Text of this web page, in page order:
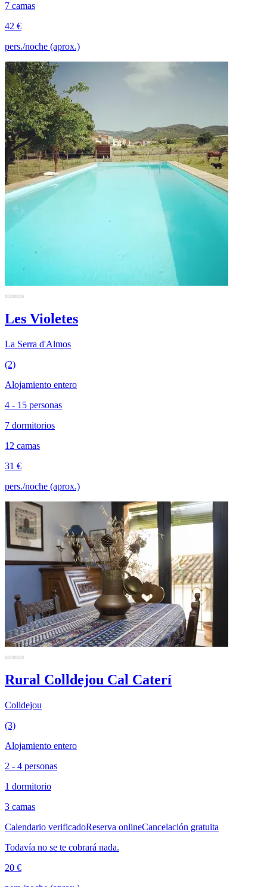
7 camas
42 €
pers./noche (aprox.)
Les Violetes
La Serra d'Almos
(2)
Alojamiento entero
4 - 15 personas
7 dormitorios
12 camas
31 €
pers./noche (aprox.)
Rural Colldejou Cal Caterí
Colldejou
(3)
Alojamiento entero
2 - 4 personas
1 dormitorio
3 camas
Calendario verificadoReserva onlineCancelación gratuita
Todavía no se te cobrará nada.
20 €